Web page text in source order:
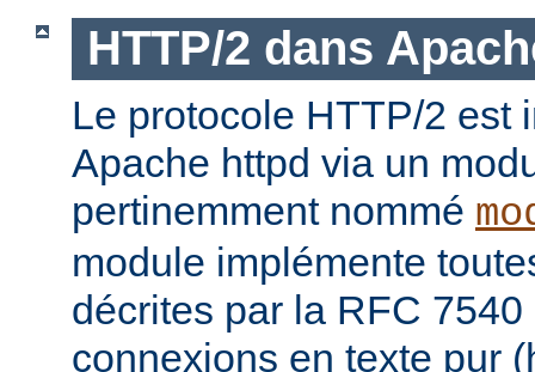
HTTP/2 dans
Le protocole HTTP/2 est
Apache httpd via un
pertinemment nommé
module implémente
décrites par la RFC
connexions en texte pur